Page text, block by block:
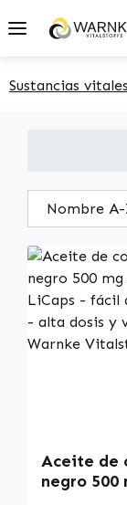
content
Sustancias vitales
Aceite de
negro 500